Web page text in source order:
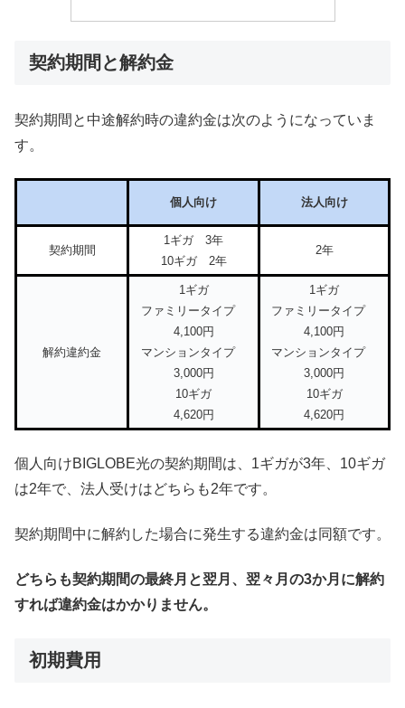
契約期間と解約金
契約期間と中途解約時の違約金は次のようになっていま
す。
個人向け 法人向け
契約期間
1ギガ 3年
10ギガ 2年
2年
解約違約金
1ギガ
ファミリータイプ
4,100円
マンションタイプ
3,000円
10ギガ
4,620円
1ギガ
ファミリータイプ
4,100円
マンションタイプ
3,000円
10ギガ
4,620円
個人向けBIGLOBE光の契約期間は、1ギガが3年、10ギガ
は2年で、法人受けはどちらも2年です。
契約期間中に解約した場合に発生する違約金は同額です。
どちらも契約期間の最終月と翌月、翌々月の3か月に解約
すれば違約金はかかりません。
初期費用